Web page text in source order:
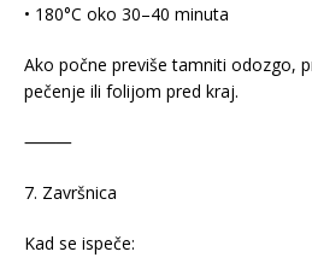
• 180°C oko 30–40 minuta
Ako počne previše tamniti odozgo,
pečenje ili folijom pred kraj.
⸻
7. Završnica
Kad se ispeče: